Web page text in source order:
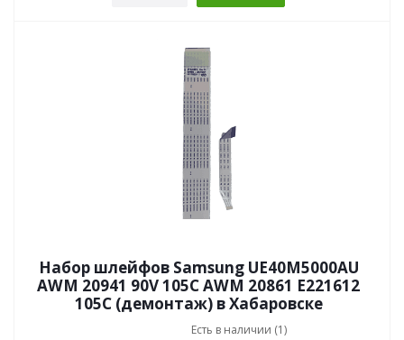
Набор шлейфов Samsung UE40M5000AU
AWM 20941 90V 105C AWM 20861 E221612
105C (демонтаж) в Хабаровске
Есть в наличии (1)